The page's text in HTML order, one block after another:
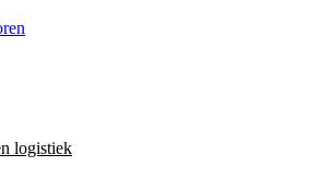
logistiek